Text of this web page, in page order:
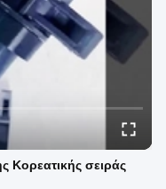
Κορεατικής σειράς